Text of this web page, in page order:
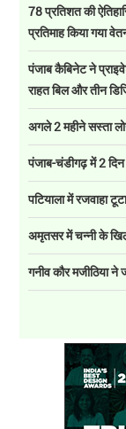
78 प्रतिशत की
प्रतिमाह किया गया
पंजाब कैबिनेट ने
राहत बिल और तीन
अगले 2 महीने सस्ता
पंजाब-चंडीगढ़ में 2
पटियाला में रजवाहा
अमृतसर में चन्नी के
गनीव कौर मजीठिया